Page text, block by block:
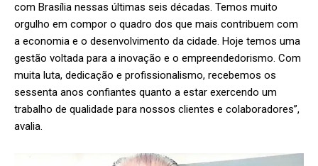
com Brasília nessas últimas seis décadas. Temos muito
orgulho em compor o quadro dos que mais contribuem com
a economia e o desenvolvimento da cidade. Hoje temos uma
gestão voltada para a inovação e o empreendedorismo. Com
muita luta, dedicação e profissionalismo, recebemos os
sessenta anos confiantes quanto a estar exercendo um
trabalho de qualidade para nossos clientes e colaboradores”,
avalia.